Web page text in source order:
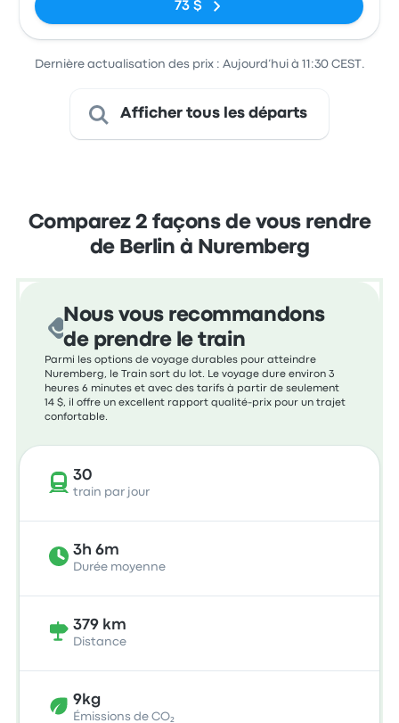
73 $
Dernière actualisation des prix : Aujourd’hui à 11:30 CEST.
Afficher tous les départs
Comparez 2 façons de vous rendre
de Berlin à Nuremberg
Nous vous recommandons
de prendre le train
Parmi les options de voyage durables pour atteindre
Nuremberg, le Train sort du lot. Le voyage dure environ 3
heures 6 minutes et avec des tarifs à partir de seulement
14 $, il offre un excellent rapport qualité-prix pour un trajet
confortable.
30
train par jour
3h 6m
Durée moyenne
379 km
Distance
9kg
Émissions de CO₂